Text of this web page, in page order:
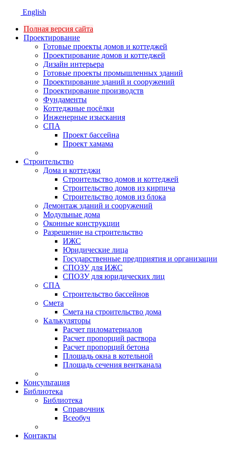
English
Полная версия сайта
Проектирование
Готовые проекты домов и коттеджей
Проектирование домов и коттеджей
Дизайн интерьера
Готовые проекты промышленных зданий
Проектирование зданий и сооружений
Проектирование производств
Фундаменты
Коттеджные посёлки
Инженерные изыскания
СПА
Проект бассейна
Проект хамама
Строительство
Дома и коттеджи
Строительство домов и коттеджей
Строительство домов из кирпича
Строительство домов из блока
Демонтаж зданий и сооружений
Модульные дома
Оконные конструкции
Разрешение на строительство
ИЖС
Юридические лица
Государственные предприятия и организации
СПОЗУ для ИЖС
СПОЗУ для юридических лиц
СПА
Строительство бассейнов
Смета
Смета на строительство дома
Калькуляторы
Расчет пиломатериалов
Расчет пропорций раствора
Расчет пропорций бетона
Площадь окна в котельной
Площадь сечения вентканала
Консультация
Библиотека
Библиотека
Справочник
Всеобуч
Контакты